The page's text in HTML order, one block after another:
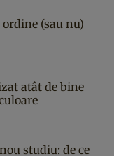
(sau nu)
atât de bine
studiu: de ce